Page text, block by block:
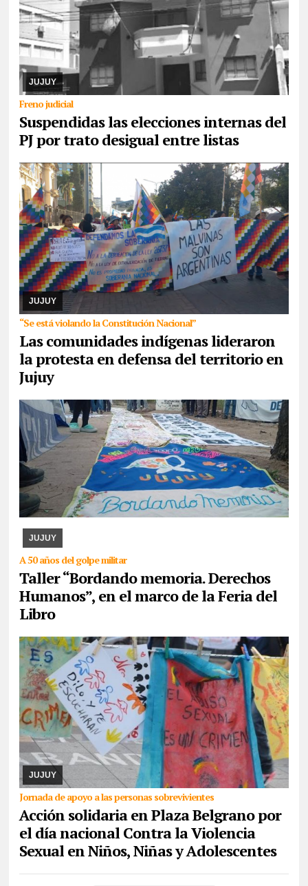
JUJUY
Freno judicial
Suspendidas las elecciones internas del
PJ por trato desigual entre listas
08/08/2026 El cronograma electoral suspendido, el juez Hansen
resolvió la apelación de la lista Celeste y Blanca, argumenta trató
desigual. Ya corrió traslado a ...
JUJUY
“Se está violando la Constitución Nacional”
Las comunidades indígenas lideraron
la protesta en defensa del territorio en
Jujuy
07/08/2026 Reunidos por el rechazo a “la venta de la
Pachamama”, manifestantes de todos los sectores sociales de la
provincia confluyeron en San Salvador para r ...
JUJUY
A 50 años del golpe militar
Taller “Bordando memoria. Derechos
Humanos”, en el marco de la Feria del
Libro
07/08/2026 La actividad se desarrollará esta tarde en CAJA. Se
además, quienes participen pod ...
JUJUY
Jornada de apoyo a las personas sobrevivientes
Acción solidaria en Plaza Belgrano por
el día nacional Contra la Violencia
Sexual en Niños, Niñas y Adolescentes
07/08/2026 La actividad se desarrollará este domingo desde las
17. Piden la donación de juguetes, libros que serán entregados a
un comedor comunitario. También ...